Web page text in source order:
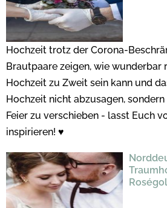
Hochzeit trotz der Corona-
Brautpaare zeigen, wie wunderbar
Hochzeit zu Zweit sein kann und
Hochzeit nicht abzusagen,
Feier zu verschieben - lasst Euch
inspirieren! ♥